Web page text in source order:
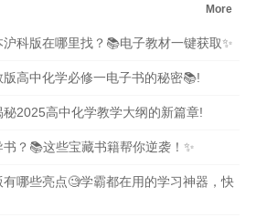
More
科版在哪里找？📚电子教材一键获取✨
高中化学必修一电子书的秘密📚!
2025高中化学教学大纲的新篇章!
？📚这些宝藏书籍帮你逆袭！✨
哪些亮点🧐学霸都在用的学习神器，快